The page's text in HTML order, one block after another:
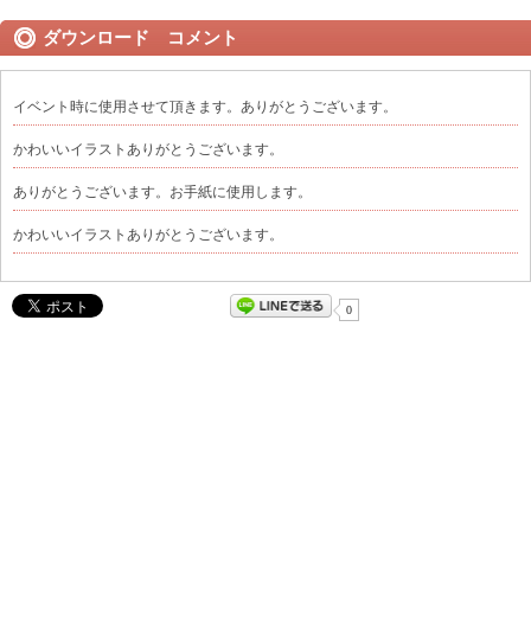
ダウンロード コメント
イベント時に使用させて頂きます。ありがとうございます。
かわいいイラストありがとうございます。
ありがとうございます。お手紙に使用します。
かわいいイラストありがとうございます。
0